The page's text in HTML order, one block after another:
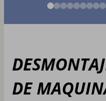
DE